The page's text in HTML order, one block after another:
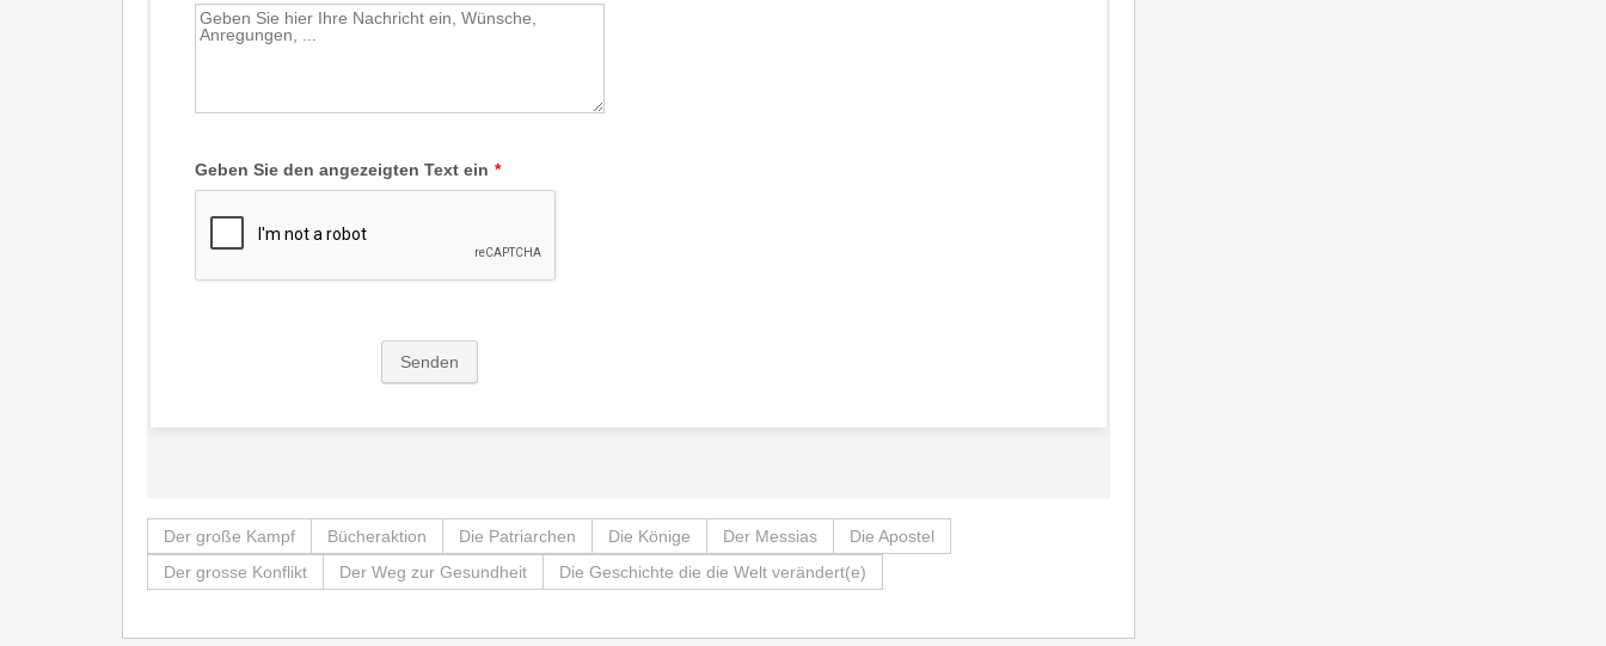
Der große Kampf Bücheraktion Die Patriarchen Die Könige Der Messias
Die Apostel
Der grosse Konflikt
Der Weg zur Gesundheit Die Geschichte die die Welt verändert(e)